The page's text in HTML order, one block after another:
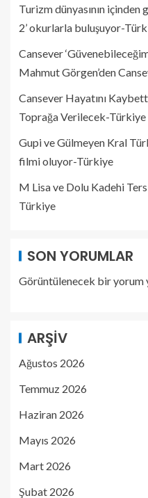
Turizm dünyasının içinden
2’ okurlarla buluşuyor-
Cansever
Mahmut Görgen’den
Cansever Hayatını
Toprağa Verilecek-Türkiye
Gupi ve Gülmeyen Kral
filmi oluyor-Türkiye
M Lisa ve Dolu Kadehi
Türkiye
SON YORUMLAR
Görüntülenecek bir yorum
ARŞIV
Ağustos 2026
Temmuz 2026
Haziran 2026
Mayıs 2026
Mart 2026
Şubat 2026